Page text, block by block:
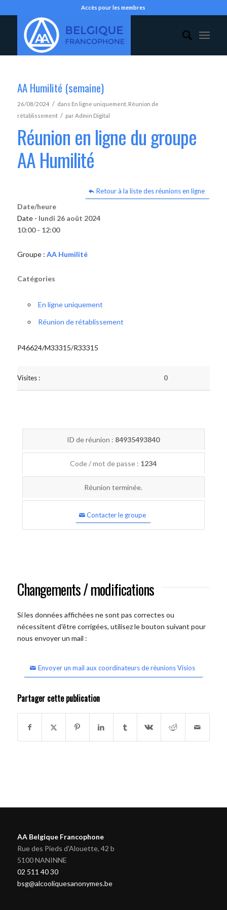
Accès pour les membres
AA Humilité (semaine)
26/08/2024 / dans En ligne uniquement, Réunion de
rétablissement / parAdmin Digital
Réunion en ligne du groupe
AA Humilité
Retour à la liste des réunions en ligne
Date/heure
Date - lundi 26 août 2024
10:00 - 12:00
Groupe : AA Humilité
Catégories
En ligne uniquement
Réunion de rétablissement
P46624/M33315/R33315
Visites : 0
ID de réunion : 84935493840
Code / mot de passe : 1234
Réunion terminée.
Contacter le groupe
Changements / modifications
Si les données affichées ne sont pas correctes ou
nécessitent d'être corrigées, utilisez le bouton suivant pour
nous envoyer un mail :
Envoyer un mail aux coordinateurs de réunions Visios
Partager cette publication
AA Belgique Francophone
Rue des Pieds d'Alouette, 42 b
5100 NANINNE
02 511 40 30
bsg@alcooliquesanonymes.be